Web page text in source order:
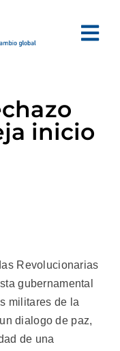
inicio
Revolucionarias
gubernamental
militares de la
dialogo de paz,
de una